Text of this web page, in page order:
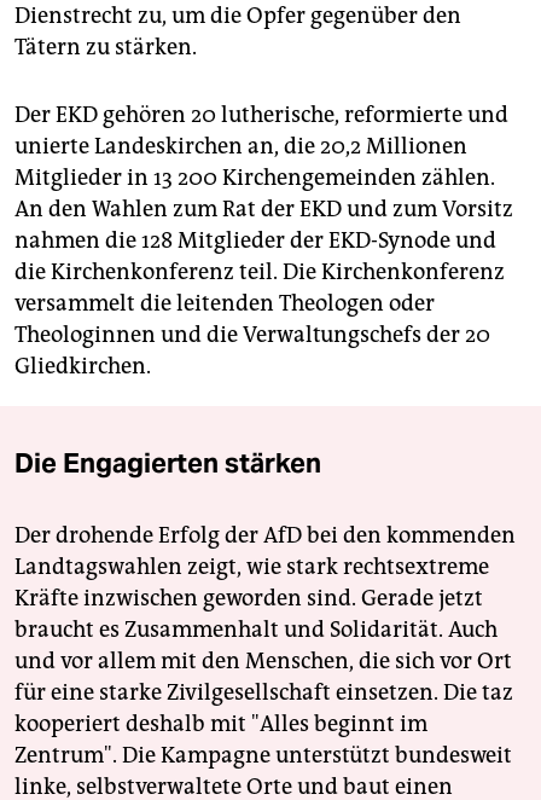
Dienstrecht zu, um die Opfer gegenüber den
Tätern zu stärken.
Der EKD gehören 20 lutherische, reformierte und
unierte Landeskirchen an, die 20,2 Millionen
Mitglieder in 13 200 Kirchengemeinden zählen.
An den Wahlen zum Rat der EKD und zum Vorsitz
nahmen die 128 Mitglieder der EKD-Synode und
die Kirchenkonferenz teil. Die Kirchenkonferenz
versammelt die leitenden Theologen oder
Theologinnen und die Verwaltungschefs der 20
Gliedkirchen.
Die Engagierten stärken
Der drohende Erfolg der AfD bei den kommenden
Landtagswahlen zeigt, wie stark rechtsextreme
Kräfte inzwischen geworden sind. Gerade jetzt
braucht es Zusammenhalt und Solidarität. Auch
und vor allem mit den Menschen, die sich vor Ort
für eine starke Zivilgesellschaft einsetzen. Die taz
kooperiert deshalb mit "Alles beginnt im
Zentrum". Die Kampagne unterstützt bundesweit
linke, selbstverwaltete Orte und baut einen